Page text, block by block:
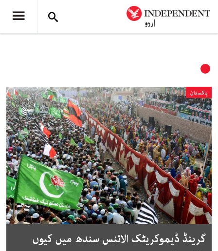
پاکستان
گرینڈ ڈیموکریٹک الائنس سندھ میں کیوں